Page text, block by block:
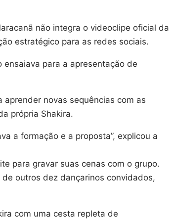
não integra o videoclipe oficial da
estratégico para as redes sociais.
para a apresentação de
novas sequências com as
própria Shakira.
a formação e a proposta”, explicou a
para gravar suas cenas com o grupo.
outros dez dançarinos convidados,
com uma cesta repleta de